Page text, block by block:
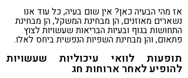
אז מהי הבעיה כאן? אין שום בעיה, כל עוד אנו
נשארים מאוזנים, הן מבחינת המשקל, הן מבחינת
התחושות בגוף ובעיות הבריאות שעשויות לצוץ
פתאום, והן מבחינת השפיות הנפשית ביחס לאלו.
תופעות לוואי עיכוליות שעשויות
להופיע לאחר ארוחות חג